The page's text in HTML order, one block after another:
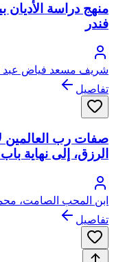
منهج دراسة
فندر
شريف مسعد فياض عبد
تفاصيل
صفات رب العالمين
الرزق، إلى نهاية
ابن المحب الصامت،
بكر
تفاصيل